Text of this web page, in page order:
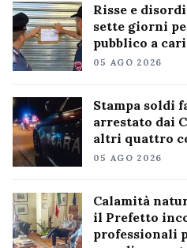
Risse e
sette giorni
pubblico a
05 AGO 2026
Stampa soldi
arrestato dai
altri quattro
05 AGO 2026
Calamità
il Prefetto
professionali